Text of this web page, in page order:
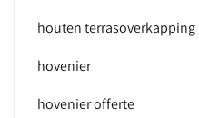
houten terrasoverkapping
hovenier
hovenier offerte